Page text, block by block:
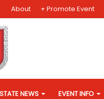
About + Promote Event
STATE NEWS EVENT INFO